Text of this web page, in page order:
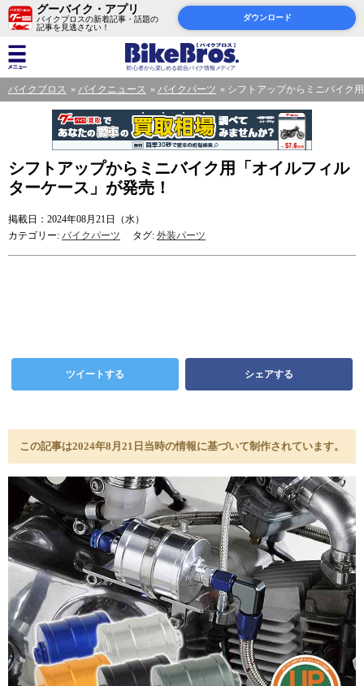
グーバイク・アプリ
バイクブロスの新着記事・話題の
記事を見逃さない！
ダウンロード
バイクブロス バイクニュース バイクパーツ シフトアップからミニバイク
シフトアップからミニバイク用「オイルフィル
ターケース」が発売！
掲載日：2024年08月21日（水）
カテゴリー: バイクパーツ タグ: 外装パーツ
ツイートする シェアする
この記事は2024年8月21日当時の情報に基づいて制作されています。